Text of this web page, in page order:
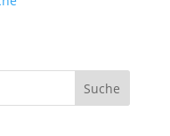
Suche